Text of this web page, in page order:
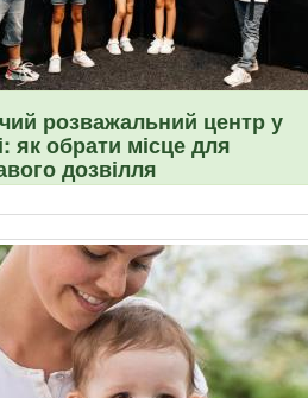
розважальний центр у
як обрати місце для
дозвілля